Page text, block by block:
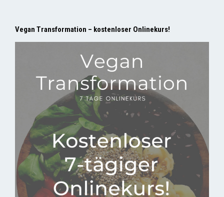
Vegan Transformation – kostenloser Onlinekurs!